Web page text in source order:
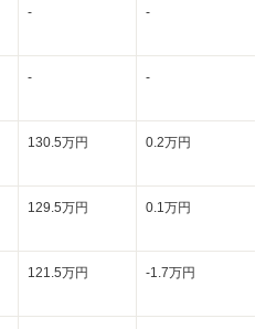
- -
- -
130.5万円 0.2万円
129.5万円 0.1万円
121.5万円 -1.7万円